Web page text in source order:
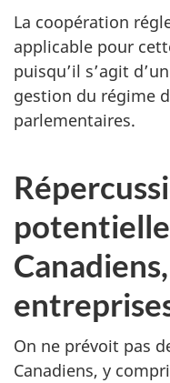
La coopération
applicable pour
puisqu’il s’agit
gestion du régime
parlementaires.
On ne prévoit pas
Canadiens, y